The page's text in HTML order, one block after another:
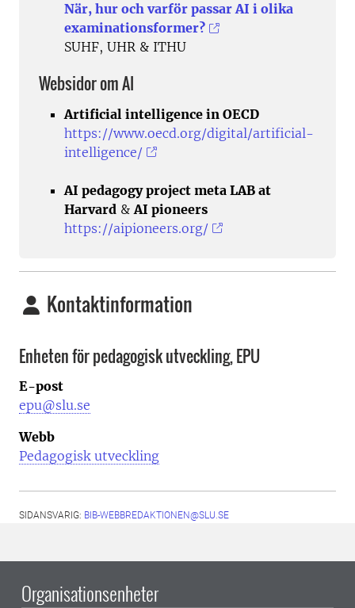
När, hur och varför passar AI i olika
examinationsformer?
SUHF, UHR & ITHU
Websidor om AI
Artificial intelligence in OECD
https://www.oecd.org/digital/artificial-
intelligence/
AI pedagogy project meta LAB at
Harvard & AI pioneers
https://aipioneers.org/
Kontaktinformation
Enheten för pedagogisk utveckling, EPU
E-post
epu@slu.se
Webb
Pedagogisk utveckling
SIDANSVARIG: BIB-WEBBREDAKTIONEN@SLU.SE
Organisationsenheter